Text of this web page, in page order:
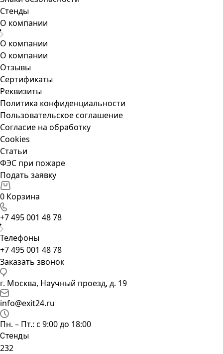
Стенды
О компании
О компании
О компании
Отзывы
Сертификаты
Реквизиты
Политика конфиденциальности
Пользовательское соглашение
Согласие на обработку
Cookies
Статьи
ФЭС при пожаре
Подать заявку
0 Корзина
+7 495 001 48 78
Телефоны
+7 495 001 48 78
Заказать звонок
г. Москва, Научный проезд, д. 19
info@exit24.ru
Пн. – Пт.: с 9:00 до 18:00
Стенды
232